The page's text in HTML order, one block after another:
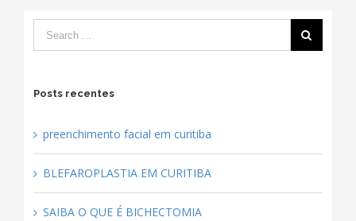
Posts recentes
preenchimento facial em curitiba
BLEFAROPLASTIA EM CURITIBA
SAIBA O QUE É BICHECTOMIA